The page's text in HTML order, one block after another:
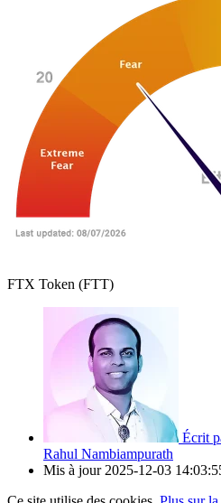
FTX Token (FTT)
Écrit
Rahul Nambiampurath
Mis à jour 2025-12-03